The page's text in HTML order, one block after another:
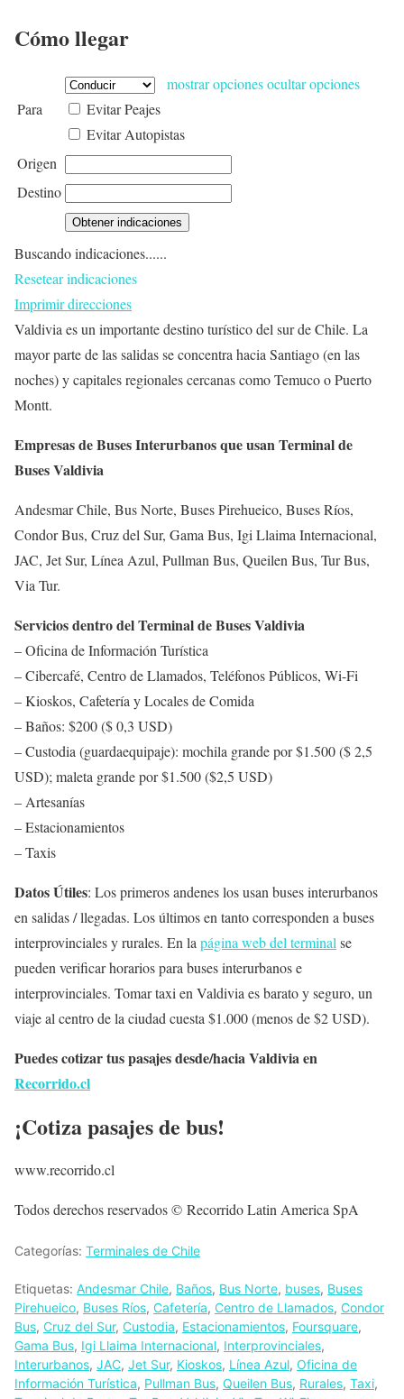
Cómo llegar
Para
mostrar opcionesocultar opciones
Evitar Peajes
Evitar Autopistas
Origen
Destino
Buscando indicaciones......
Resetear indicaciones
Imprimir direcciones
Valdivia es un importante destino turístico del sur de Chile. La
mayor parte de las salidas se concentra hacia Santiago (en las
noches) y capitales regionales cercanas como Temuco o Puerto
Montt.
Empresas de Buses Interurbanos que usan Terminal de
Buses Valdivia
Andesmar Chile, Bus Norte, Buses Pirehueico, Buses Ríos,
Condor Bus, Cruz del Sur, Gama Bus, Igi Llaima Internacional,
JAC, Jet Sur, Línea Azul, Pullman Bus, Queilen Bus, Tur Bus,
Via Tur.
Servicios dentro del Terminal de Buses Valdivia
– Oficina de Información Turística
– Cibercafé, Centro de Llamados, Teléfonos Públicos, Wi-Fi
– Kioskos, Cafetería y Locales de Comida
– Baños: $200 ($ 0,3 USD)
– Custodia (guardaequipaje): mochila grande por $1.500 ($ 2,5
USD); maleta grande por $1.500 ($2,5 USD)
– Artesanías
– Estacionamientos
– Taxis
Datos Útiles: Los primeros andenes los usan buses interurbanos
en salidas / llegadas. Los últimos en tanto corresponden a buses
interprovinciales y rurales. En la página web del terminal se
pueden verificar horarios para buses interurbanos e
interprovinciales. Tomar taxi en Valdivia es barato y seguro, un
viaje al centro de la ciudad cuesta $1.000 (menos de $2 USD).
Puedes cotizar tus pasajes desde/hacia Valdivia en
Recorrido.cl
¡Cotiza pasajes de bus!
www.recorrido.cl
Todos derechos reservados © Recorrido Latin America SpA
Categorías: Terminales de Chile
Etiquetas: Andesmar Chile, Baños, Bus Norte, buses, Buses
Pirehueico, Buses Ríos, Cafetería, Centro de Llamados, Condor
Bus, Cruz del Sur, Custodia, Estacionamientos, Foursquare,
Gama Bus, Igi Llaima Internacional, Interprovinciales,
Interurbanos, JAC, Jet Sur, Kioskos, Línea Azul, Oficina de
Información Turística, Pullman Bus, Queilen Bus, Rurales, Taxi,